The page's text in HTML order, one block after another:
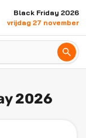
Black Friday 2026
vrijdag 27 november
2026